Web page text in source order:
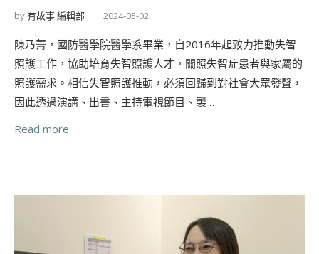
by有故事 編輯部 2024-05-02
陳乃菁，國防醫學院醫學系畢業，自2016年起致力推動失智
照護工作，協助培育失智照護人才，關照失智症患者與家屬的
照護需求。相信失智照護推動，必須回歸到對社會大眾發聲，
因此透過演講、出書、主持電視節目、製 …
Read more